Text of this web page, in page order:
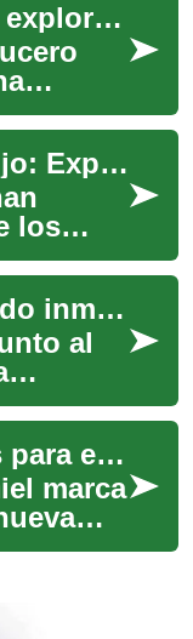
Travesías marítimas: explorando la diversidad continental
Ofertas de SUV de lujo: Explorando el mercado de vehículos premium
los
Explorando el mercado inmobiliario costero
al
y
Explorando destinos para el inicio de su matrimonio
marca